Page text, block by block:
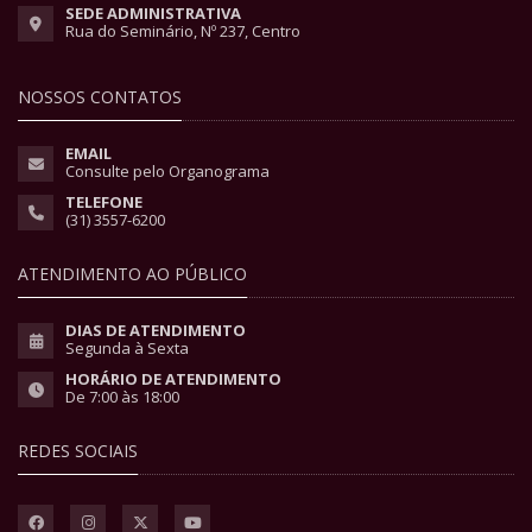
SEDE ADMINISTRATIVA
Rua do Seminário, Nº 237, Centro
NOSSOS CONTATOS
EMAIL
Consulte pelo Organograma
TELEFONE
(31) 3557-6200
ATENDIMENTO AO PÚBLICO
DIAS DE ATENDIMENTO
Segunda à Sexta
HORÁRIO DE ATENDIMENTO
De 7:00 às 18:00
REDES SOCIAIS